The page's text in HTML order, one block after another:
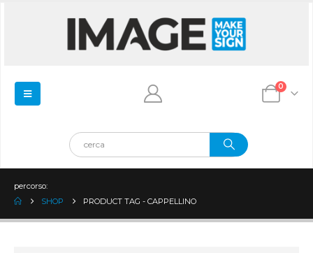
0
percorso:
SHOP
PRODUCT TAG -CAPPELLINO